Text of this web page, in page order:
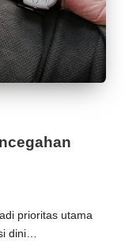
prioritas utama
dini…